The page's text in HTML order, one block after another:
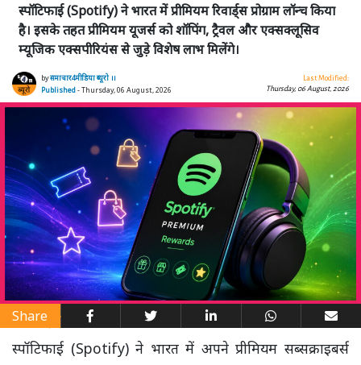
स्पॉटिफाई (Spotify) ने भारत में प्रीमियम रिवार्ड्स प्रोग्राम लॉन्च किया
है। इसके तहत प्रीमियम यूजर्स को शॉपिंग, ट्रैवल और एक्सक्लूसिव
म्यूजिक एक्सपीरियंस से जुड़े विशेष लाभ मिलेंगे।
byसमाचार4मीडिया ब्यूरो ।।
Published- Thursday, 06 August, 2026
Last Modified:
Thursday, 06 August, 2026
Share
स्पॉटिफाई (Spotify) ने भारत में अपने प्रीमियम सब्सक्राइबर्स